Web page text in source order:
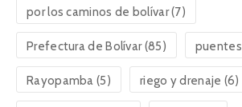
por los caminos de bolívar(7)
Prefectura de Bolívar(85) puentes
Rayopamba (5) riego y drenaje (6)